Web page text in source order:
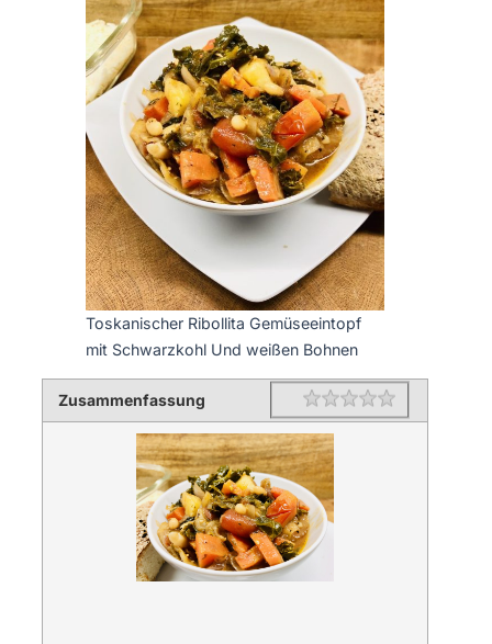
Toskanischer Ribollita Gemüseeintopf
mit Schwarzkohl Und weißen Bohnen
Zusammenfassung Rating 1 star
2 stars
3 stars
4 stars
5 stars